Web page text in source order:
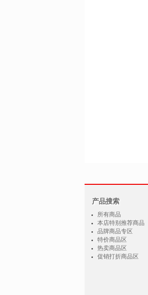
产品搜索
所有商品
本店特别推荐商品
品牌商品专区
特价商品区
热卖商品区
促销打折商品区